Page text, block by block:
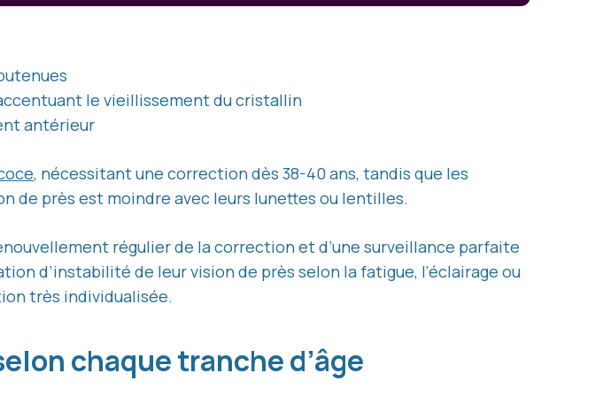
le vieillissement du cristallin
antérieur
, nécessitant une correction dès 38-40 ans, tandis que les
de près est moindre avec leurs lunettes ou lentilles.
régulier de la correction et d’une surveillance parfaite
d’instabilité de leur vision de près selon la fatigue, l’éclairage ou
très individualisée.
chaque tranche d’âge